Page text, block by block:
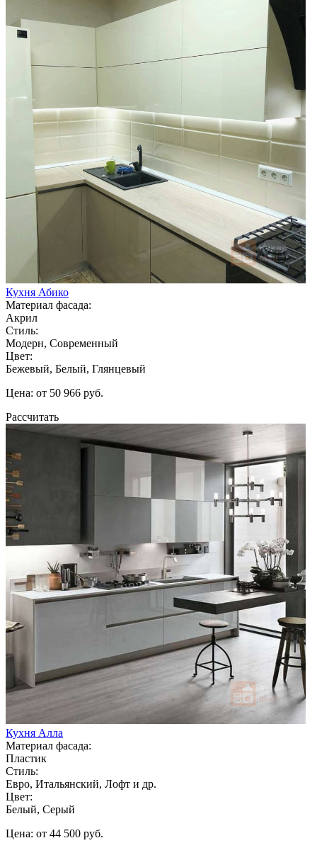
Кухня Абико
Материал фасада:
Акрил
Стиль:
Модерн, Современный
Цвет:
Бежевый, Белый, Глянцевый
Цена: от 50 966 руб.
Рассчитать
Кухня Алла
Материал фасада:
Пластик
Стиль:
Евро, Итальянский, Лофт и др.
Цвет:
Белый, Серый
Цена: от 44 500 руб.